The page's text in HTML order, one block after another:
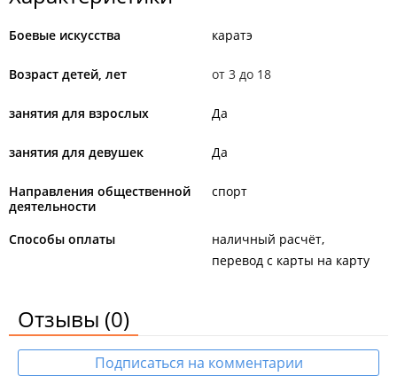
Боевые искусства каратэ
Возраст детей, лет от 3 до 18
занятия для взрослых Да
занятия для девушек Да
Направления общественной
деятельности
спорт
Способы оплаты
наличный расчёт
перевод с карты на карту
Отзывы (0)
Подписаться на комментарии